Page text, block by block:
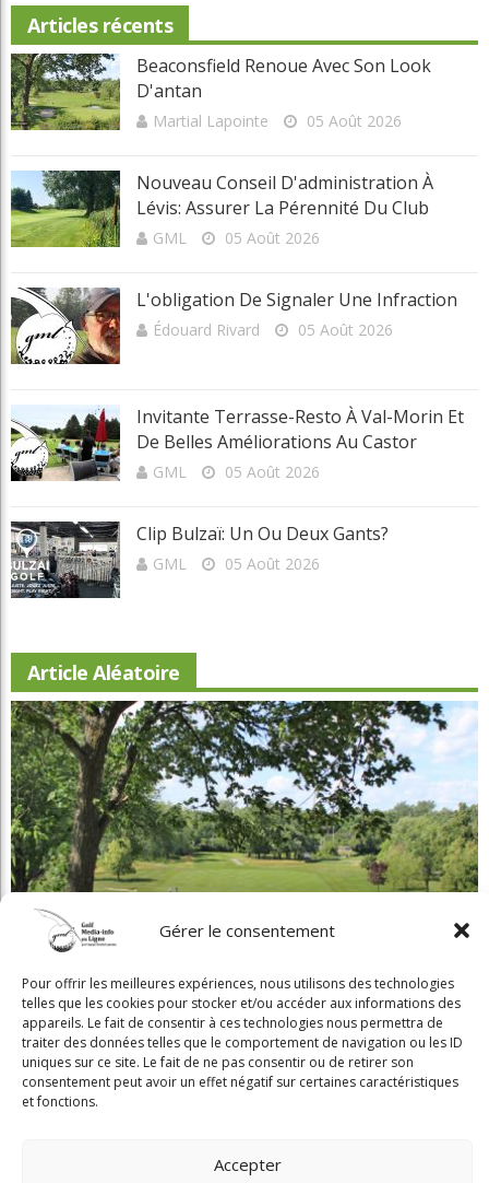
Gérer le consentement
Pour offrir les meilleures expériences, nous utilisons des technologies
telles que les cookies pour stocker et/ou accéder aux informations des
appareils. Le fait de consentir à ces technologies nous permettra de
traiter des données telles que le comportement de navigation ou les ID
uniques sur ce site. Le fait de ne pas consentir ou de retirer son
consentement peut avoir un effet négatif sur certaines caractéristiques
et fonctions.
Accepter
Articles récents
Beaconsfield Renoue Avec Son Look
D'antan
Martial Lapointe 05 Août 2026
Nouveau Conseil D'administration À
Lévis: Assurer La Pérennité Du Club
GML 05 Août 2026
L'obligation De Signaler Une Infraction
Édouard Rivard 05 Août 2026
Invitante Terrasse-Resto À Val-Morin Et
De Belles Améliorations Au Castor
GML 05 Août 2026
Clip Bulzaï: Un Ou Deux Gants?
GML 05 Août 2026
Article Aléatoire
Beaconsfield renoue avec son look d'antan
Martial Lapointe |NOUS JOINDRE